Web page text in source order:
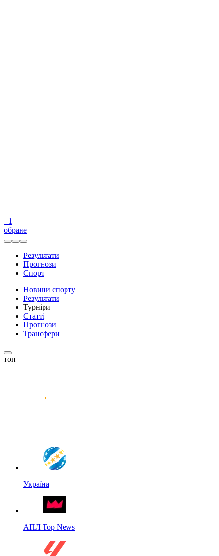
+1
обране
Результати
Прогнози
Спорт
Новини спорту
Результати
Турніри
Статті
Прогнози
Трансфери
топ
Україна
АПЛ Top News